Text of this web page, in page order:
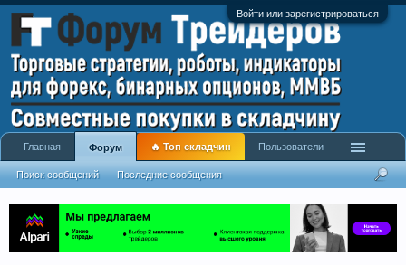
Войти или зарегистрироваться
Главная Форум
Поиск сообщений Последние сообщения
🔥 Топ складчин Пользователи